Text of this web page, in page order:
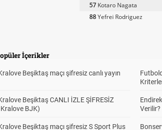
57 Kotaro Nagata
88Yefrei Rodriguez
İçerikler
Beşiktaş maçı şifresiz canlı yayın
Beşiktaş CANLI İZLE ŞİFRESİZ
BJK)
Beşiktaş maçı şifresiz S Sport Plus
Verilir?